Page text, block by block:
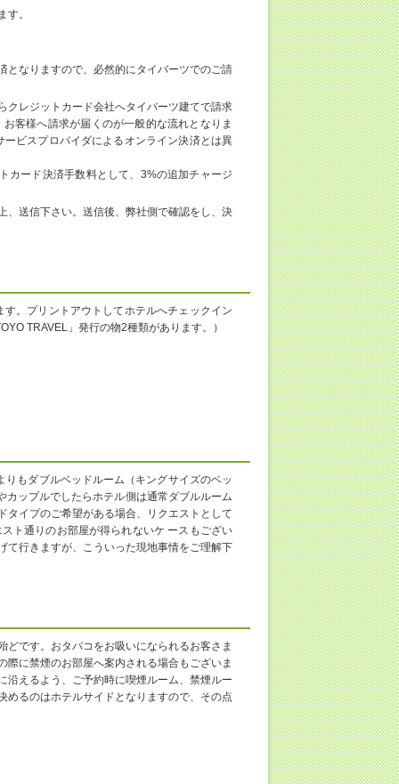
。
となりますので、必然的にタイバーツでのご請
クレジットカード会社へタイバーツ建てで請求
客様へ請求が届くのが一般的な流れとなりま
ビスプロバイダによるオンライン決済とは異
カード決済手数料として、3%の追加チャージ
、送信下さい。送信後、弊社側で確認をし、決
。プリントアウトしてホテルへチェックイン
TRAVEL」発行の物2種類があります。）
もダブルベッドルーム（キングサイズのベッ
ップルでしたらホテル側は通常ダブルルーム
タイプのご希望がある場合、リクエストとして
ト通りのお部屋が得られないケ ースもござい
て行きますが、こういった現地事情をご理解下
です。おタバコをお吸いになられるお客さま
に禁煙のお部屋へ案内される場合もございま
沿えるよう、ご予約時に喫煙ルーム、禁煙ルー
めるのはホテルサイドとなりますので、その点